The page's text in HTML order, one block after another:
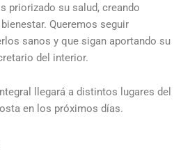
priorizado su salud, creando
Queremos seguir
sanos y que sigan aportando su
del interior.
llegará a distintos lugares del
en los próximos días.